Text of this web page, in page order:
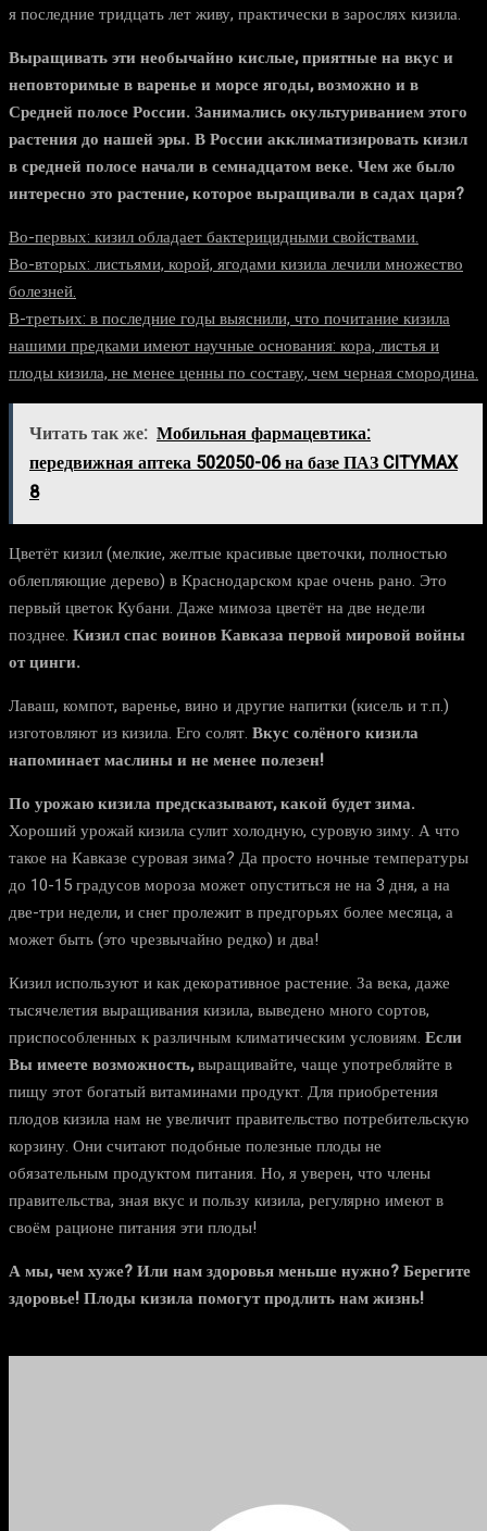
я последние тридцать лет живу, практически в зарослях кизила.
Выращивать эти необычайно кислые, приятные на вкус и
неповторимые в варенье и морсе ягоды, возможно и в
Средней полосе России. Занимались окультуриванием этого
растения до нашей эры. В России акклиматизировать кизил
в средней полосе начали в семнадцатом веке. Чем же было
интересно это растение, которое выращивали в садах царя?
Во-первых: кизил обладает бактерицидными свойствами.
Во-вторых: листьями, корой, ягодами кизила лечили множество
болезней.
В-третьих: в последние годы выяснили, что почитание кизила
нашими предками имеют научные основания: кора, листья и
плоды кизила, не менее ценны по составу, чем черная смородина.
Читать так же: Мобильная фармацевтика:
передвижная аптека 502050-06 на базе ПАЗ CITYMAX
8
Цветёт кизил (мелкие, желтые красивые цветочки, полностью
облепляющие дерево) в Краснодарском крае очень рано. Это
первый цветок Кубани. Даже мимоза цветёт на две недели
позднее. Кизил спас воинов Кавказа первой мировой войны
от цинги.
Лаваш, компот, варенье, вино и другие напитки (кисель и т.п.)
изготовляют из кизила. Его солят. Вкус солёного кизила
напоминает маслины и не менее полезен!
По урожаю кизила предсказывают, какой будет зима.
Хороший урожай кизила сулит холодную, суровую зиму. А что
такое на Кавказе суровая зима? Да просто ночные температуры
до 10-15 градусов мороза может опуститься не на 3 дня, а на
две-три недели, и снег пролежит в предгорьях более месяца, а
может быть (это чрезвычайно редко) и два!
Кизил используют и как декоративное растение. За века, даже
тысячелетия выращивания кизила, выведено много сортов,
приспособленных к различным климатическим условиям. Если
Вы имеете возможность,выращивайте, чаще употребляйте в
пищу этот богатый витаминами продукт. Для приобретения
плодов кизила нам не увеличит правительство потребительскую
корзину. Они считают подобные полезные плоды не
обязательным продуктом питания. Но, я уверен, что члены
правительства, зная вкус и пользу кизила, регулярно имеют в
своём рационе питания эти плоды!
А мы, чем хуже? Или нам здоровья меньше нужно? Берегите
здоровье! Плоды кизила помогут продлить нам жизнь!